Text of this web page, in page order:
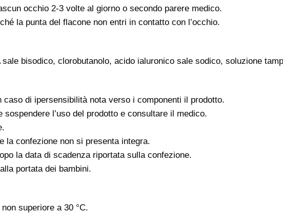
occhio 2-3 volte al giorno o secondo parere medico.
la punta del flacone non entri in contatto con l’occhio.
bisodico, clorobutanolo, acido ialuronico sale sodico, soluzione
caso di ipersensibilità nota verso i componenti il prodotto.
l’uso del prodotto e consultare il medico.
la confezione non si presenta integra.
la data di scadenza riportata sulla confezione.
portata dei bambini.
superiore a 30 °C.